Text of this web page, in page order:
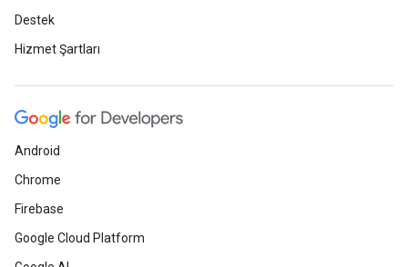
Destek
Hizmet Şartları
Android
Chrome
Firebase
Google Cloud Platform